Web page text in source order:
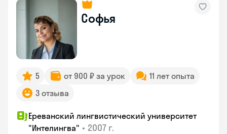
Софья
5 от 900 ₽ за урок
11 лет опыта
3 отзыва
Ереванский лингвистический университет
"Интелингва" • 2007 г.